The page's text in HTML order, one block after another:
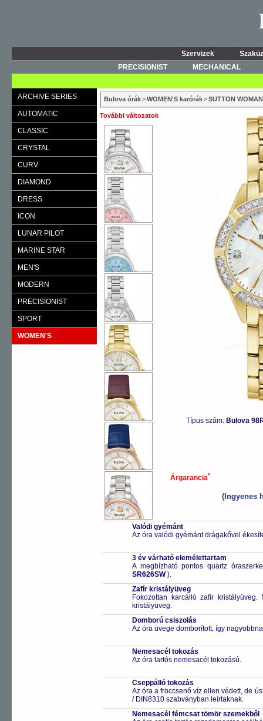
Szervizek
PRECISIONIST
MECHANICAL
ARCHIVE SERIES
AUTOMATIC
CLASSIC
CRYSTAL
CURV
DIAMOND
DRESS
ICON
LUNAR PILOT
MARINE STAR
MEN'S
MODERN
PRECISIONIST
SPORT
WOMEN'S
Bulova órák>WOMEN'S karórák>SUTTON WOMAN
További változatok
Típus szám: Bulova
Árgarancia*
(Ingyenes
Valódi gyémánt
Az óra valódi gyémánt drágakővel
3 év várható elemélettartam
A megbízható pontos quartz
SR626SW).
Zafír kristályüveg
Fokozottan karcálló zafír
kristályüveg.
Domború csiszolás
Az óra üvege domborított, így
Nemesacél tokozás
Az óra tartós nemesacél tokozású.
Cseppálló tokozás
Az óra a fröccsenő víz ellen védett, de
/ DIN8310 szabványban leírtaknak.
Nemesacél fémcsat tömör szemekből